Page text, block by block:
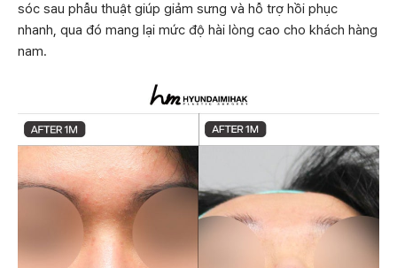
sóc sau phẫu thuật giúp giảm sưng và hỗ trợ hồi phục
nhanh, qua đó mang lại mức độ hài lòng cao cho khách hàng
nam.